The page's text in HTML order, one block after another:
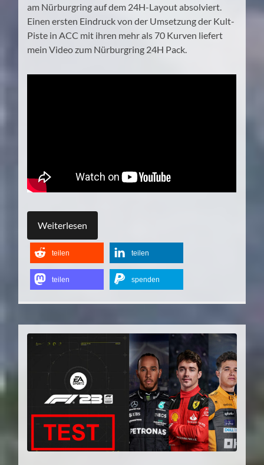
am Nürburgring auf dem 24H-Layout absolviert.
Einen ersten Eindruck von der Umsetzung der Kult-
Piste in ACC mit ihren mehr als 70 Kurven liefert
mein Video zum Nürburgring 24H Pack.
Weiterlesen
teilen teilen
teilen spenden